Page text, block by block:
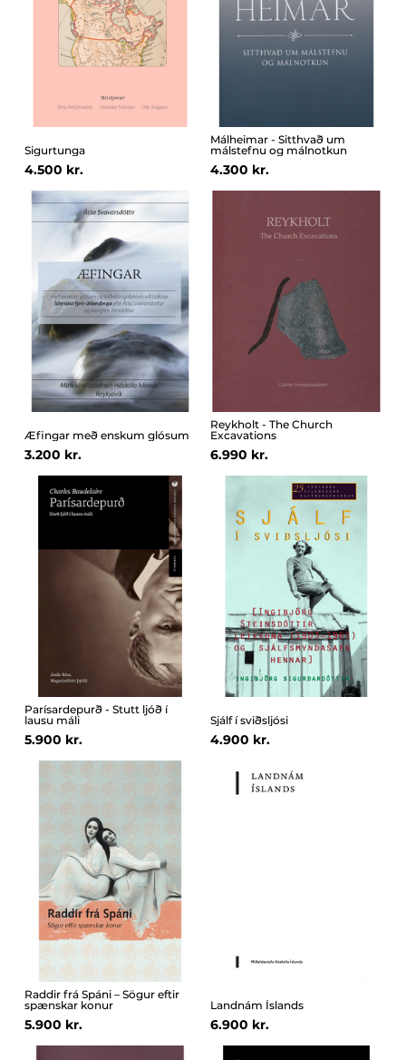
Sigurtunga
4.500 kr.
Málheimar - Sitthvað um
málstefnu og málnotkun
4.300 kr.
Æfingar með enskum glósum
3.200 kr.
Reykholt - The Church
Excavations
6.990 kr.
Parísardepurð - Stutt ljóð í
lausu máli
5.900 kr.
Sjálf í sviðsljósi
4.900 kr.
Raddir frá Spáni – Sögur eftir
spænskar konur
5.900 kr.
Landnám Íslands
6.900 kr.